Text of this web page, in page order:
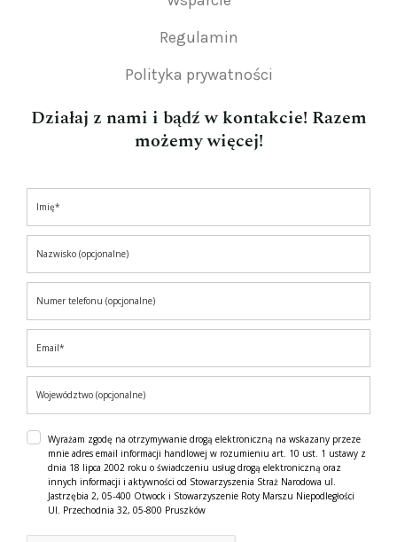
Regulamin
Polityka prywatności
Działaj z nami i bądź w kontakcie! Razem
możemy więcej!
Wyrażam zgodę na otrzymywanie drogą elektroniczną na wskazany przeze
mnie adres email informacji handlowej w rozumieniu art. 10 ust. 1 ustawy z
dnia 18 lipca 2002 roku o świadczeniu usług drogą elektroniczną oraz
innych informacji i aktywności od Stowarzyszenia Straż Narodowa ul.
Jastrzębia 2, 05-400 Otwock i Stowarzyszenie Roty Marszu Niepodległości
Ul. Przechodnia 32, 05-800 Pruszków